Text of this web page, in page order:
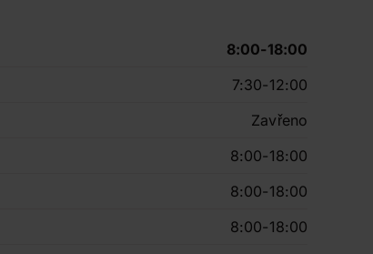
8:00-18:00
7:30-12:00
Zavřeno
8:00-18:00
8:00-18:00
8:00-18:00